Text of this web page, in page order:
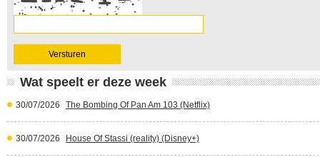
Wat speelt er deze week
30/07/2026 The Bombing Of Pan Am 103 (Netflix)
30/07/2026 House Of Stassi (reality) (Disney+)